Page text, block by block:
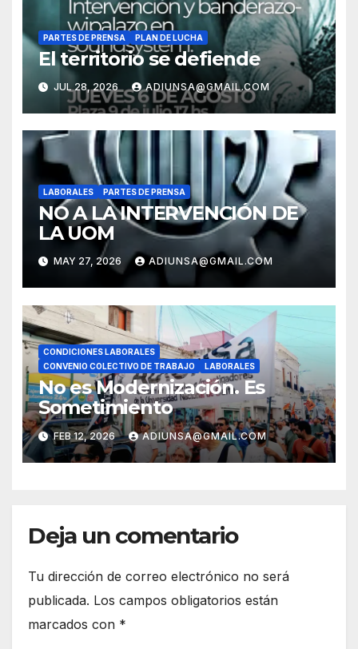
PARTES DE PRENSA PLAN DE LUCHA
El territorio se defiende
JUL 28, 2026 ADIUNSA@GMAIL.COM
LABORALES PARTES DE PRENSA
NO A LA INTERVENCIÓN DE
LA UOM
MAY 27, 2026 ADIUNSA@GMAIL.COM
CONDICIONES LABORALES
CONVENIO COLECTIVO DE TRABAJO
LABORALES
No es Modernización. Es
Sometimiento
FEB 12, 2026 ADIUNSA@GMAIL.COM
Deja un comentario
Tu dirección de correo electrónico no será
publicada. Los campos obligatorios están
marcados con *